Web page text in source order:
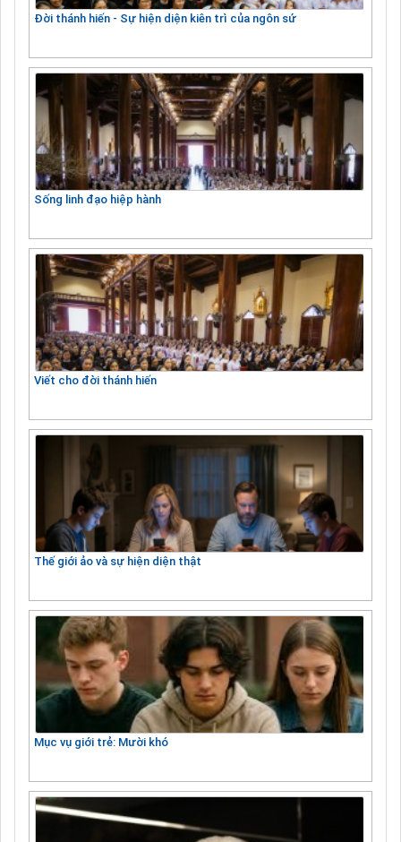
Đời thánh hiến - Sự hiện diện kiên trì của ngôn sứ
Sống linh đạo hiệp hành
Viết cho đời thánh hiến
Thế giới ảo và sự hiện diện thật
Mục vụ giới trẻ: Mười khó